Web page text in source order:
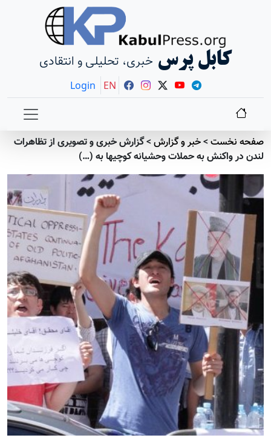
کابل پرس خبری، تحلیلی و انتقادی
Login EN
صفحه نخست>خبر و گزارش>گزارش خبری و تصویری از تظاهرات
لندن در واکنش به حملات وحشیانه کوچیها به (…)